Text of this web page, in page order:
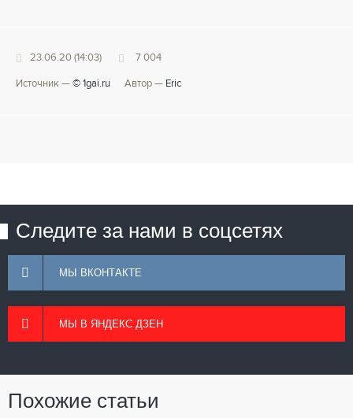
23.06.20 (14:03) 7 004
Источник — © 1gai.ru Автор — Eric
Следите за нами в соцсетях
МЫ ВКОНТАКТЕ
МЫ В ЯНДЕКС ДЗЕН
Похожие статьи